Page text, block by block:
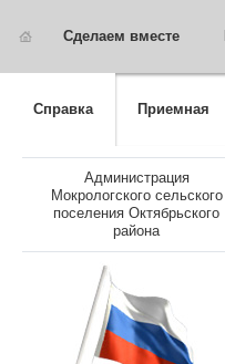
Сделаем вместе
Справка Приемная
Администрация
Мокрологского сельского
поселения Октябрьского
района